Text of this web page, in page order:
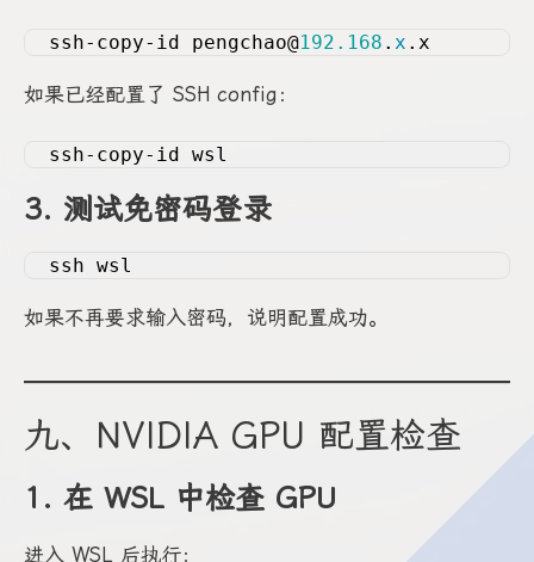
ssh-copy-id pengchao@192.168 . x .x
如果已经配置了 SSH config：
ssh-copy-id wsl
3. 测试免密码登录
ssh wsl
如果不再要求输入密码，说明配置成功。
九、NVIDIA GPU 配置检查
1. 在 WSL 中检查 GPU
进入 WSL 后执行：